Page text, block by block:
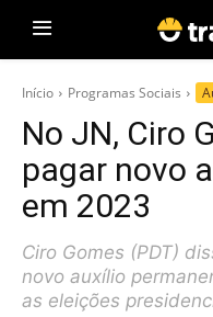
Início Programas Sociais
No JN, Ciro
pagar novo
em 2023
Ciro Gomes (PDT)
novo auxílio
as eleições